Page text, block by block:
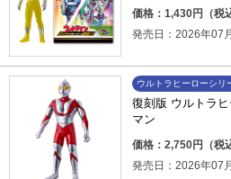
価格：1,430円（税
発売日：2026年07
ウルトラヒーローシリ
復刻版 ウルトラ
マン
価格：2,750円（税
発売日：2026年07